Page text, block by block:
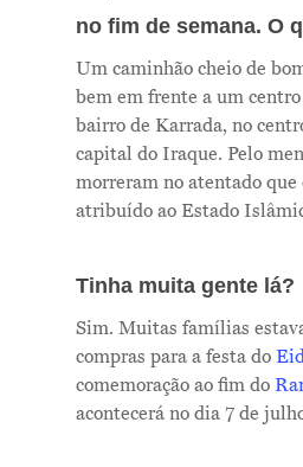
no fim de semana. O
Um caminhão cheio de
bem em frente a um
bairro de Karrada, no
capital do Iraque. Pelo
morreram no atentado que
atribuído ao Estado
Tinha muita gente lá?
Sim. Muitas famílias
compras para a festa do
comemoração ao fim do
acontecerá no dia 7 de